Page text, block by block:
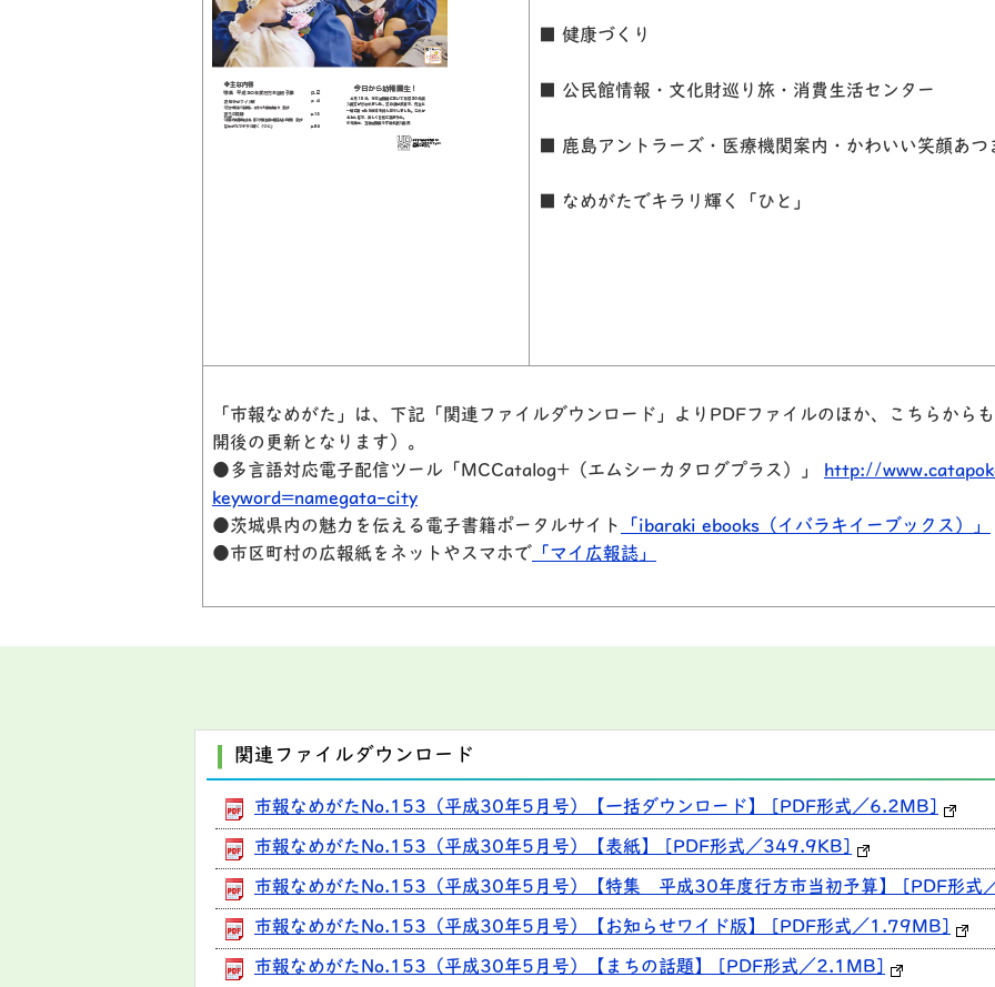
■ 健康づくり
■ 公民館情報・文化財巡り旅・消費生活センター
■ 鹿島アントラーズ・医療機関案内・かわいい笑顔あつ
■ なめがたでキラリ輝く「ひと」
「市報なめがた」は、下記「関連ファイルダウンロード」よりPDFファイルのほか、
こちらから
開後の更新となります）。
●多言語対応電子配信ツール「MCCatalog+（エムシーカタログプラス）」 http://
keyword=namegata-city
●茨城県内の魅力を伝える電子書籍ポータルサイト
「ibaraki ebooks（イバラキイーブックス）」
●市区町村の広報紙をネットやスマホで
「マイ広報誌」
関連ファイルダウンロード
市報なめがたNo.153（平成30年5月号）【一括ダウンロード】 [PDF形式／6.2MB]
市報なめがたNo.153（平成30年5月号）【表紙】 [PDF形式／349.9KB]
市報なめがたNo.153（平成30年5月号）【特集 平成30年度行方市当初予算】 [PDF形
市報なめがたNo.153（平成30年5月号）【お知らせワイド版】 [PDF形式／1.79MB]
市報なめがたNo.153（平成30年5月号）【まちの話題】 [PDF形式／2.1MB]